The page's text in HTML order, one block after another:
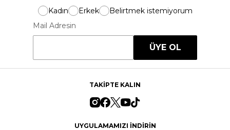
Kadın Erkek
Belirtmek istemiyorum
Mail Adresin
ÜYE OL
TAKİPTE KALIN
UYGULAMAMIZI İNDİRİN